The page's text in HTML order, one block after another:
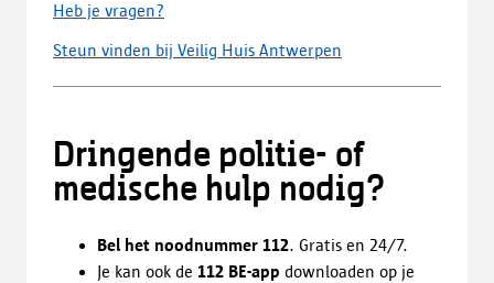
Heb je vragen?
Steun vinden bij Veilig Huis Antwerpen
Dringende politie- of
medische hulp nodig?
Bel het noodnummer 112. Gratis en 24/7.
Je kan ook de 112 BE-app downloaden op je